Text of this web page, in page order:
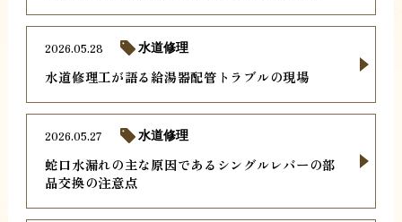
水道修理工が語る給湯器配管トラブルの現場
2026.05.28 水道修理
蛇口水漏れの主な原因であるシングルレバーの部
品交換の注意点
2026.05.27 水道修理